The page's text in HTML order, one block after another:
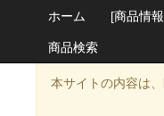
ホーム [商品情
商品検索
本サイトの内容は